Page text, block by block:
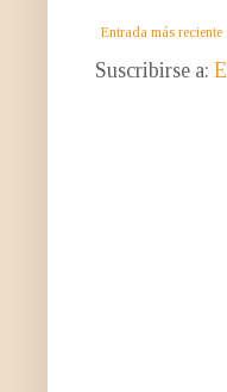
Entrada más reciente
Suscribirse a: